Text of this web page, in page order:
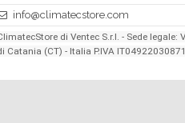
info@climatecstore.com
di Ventec S.r.l. - Sede
Catania (CT) - Italia P.IVA